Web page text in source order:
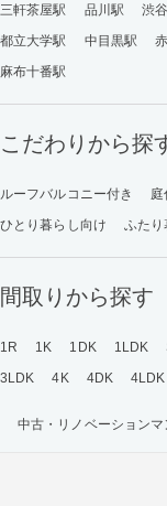
三軒茶屋駅 品川駅 渋
都立大学駅
中目黒駅
麻布十番駅
こだわりから探
ルーフバルコニー付き 庭
ひとり暮らし向け
ふたり
間取りから探す
1R 1K 1DK 1LDK
3LDK
4K 4DK 4LDK
中古・リノベーション